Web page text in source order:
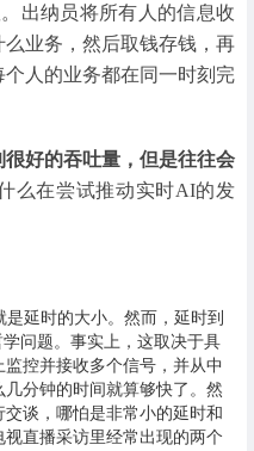
出纳员将所有人的信息收
业务，然后取钱存钱，再
人的业务都在同一时刻完
好的吞吐量，但是往往会
么在尝试推动实时AI的发
延时的大小。然而，延时到
问题。事实上，这取决于具
控并接收多个信号，并从中
分钟的时间就算够快了。然
谈，哪怕是非常小的延时和
直播采访里经常出现的两个